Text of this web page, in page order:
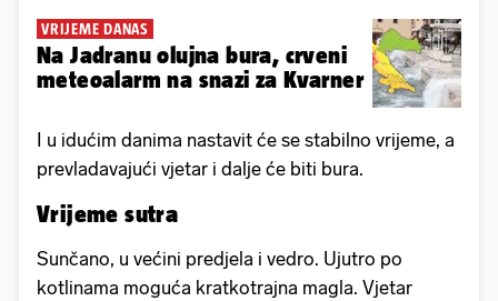
VRIJEME DANAS
Na Jadranu olujna bura, crveni
meteoalarm na snazi za Kvarner
I u idućim danima nastavit će se stabilno vrijeme, a
prevladavajući vjetar i dalje će biti bura.
Vrijeme sutra
Sunčano, u većini predjela i vedro. Ujutro po
kotlinama moguća kratkotrajna magla. Vjetar